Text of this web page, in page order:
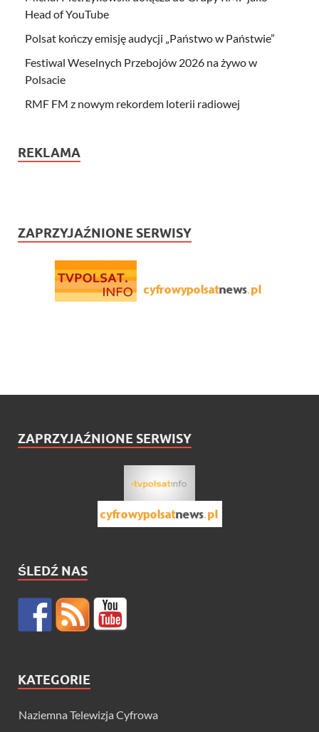
Head of YouTube
Polsat kończy emisję audycji „Państwo w Państwie”
Festiwal Weselnych Przebojów 2026 na żywo w
Polsacie
RMF FM z nowym rekordem loterii radiowej
REKLAMA
ZAPRZYJAŹNIONE SERWISY
ZAPRZYJAŹNIONE SERWISY
ŚLEDŹ NAS
KATEGORIE
Naziemna Telewizja Cyfrowa